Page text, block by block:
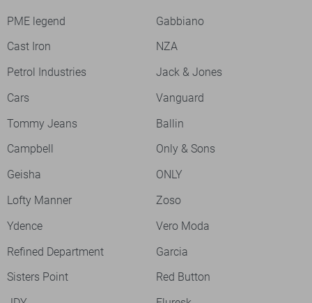
PME legend
Gabbiano
Cast Iron
NZA
Petrol Industries
Jack & Jones
Cars
Vanguard
Tommy Jeans
Ballin
Campbell
Only & Sons
Geisha
ONLY
Lofty Manner
Zoso
Ydence
Vero Moda
Refined Department
Garcia
Sisters Point
Red Button